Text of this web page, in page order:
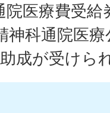
院医療費受
神科通院医
成が受けら